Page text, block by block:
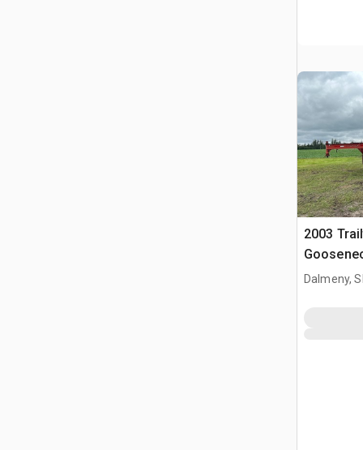
2003
caja
Dalmeny,